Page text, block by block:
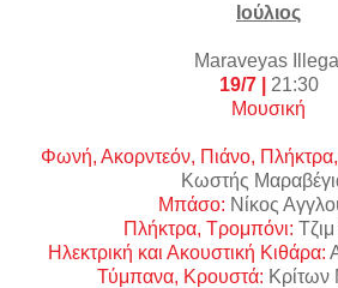
Ιούλιος
Maraveyas
Illegal
19/7 | 21:30
Μουσική
Φωνή, Ακορντεόν, Πιάνο,
Κωστής
Μπάσο: Νίκος
Πλήκτρα, Τρομπόνι:
Ηλεκτρική και Ακουστική Κιθάρα:
Τύμπανα, Κρουστά: